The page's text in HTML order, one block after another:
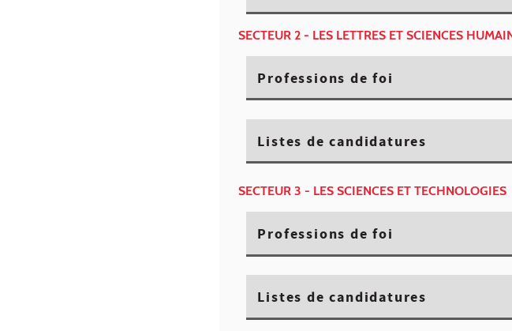
SECTEUR 2 - LES LETTRES ET SCIENCES
Professions de foi
Listes de candidatures
SECTEUR 3 - LES SCIENCES ET TECHNOLOGIES
Professions de foi
Listes de candidatures